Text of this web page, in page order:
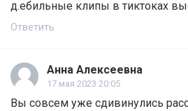
д.ебильные клипы в тиктоках
Ответить
Анна Алексеевна
17 мая 2023 20:05
Вы совсем уже сдивинулись